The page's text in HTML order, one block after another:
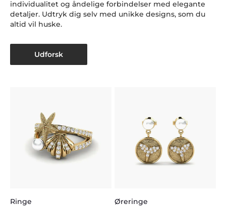
individualitet og åndelige forbindelser med elegante
detaljer. Udtryk dig selv med unikke designs, som du
altid vil huske.
Udforsk
Ringe Øreringe